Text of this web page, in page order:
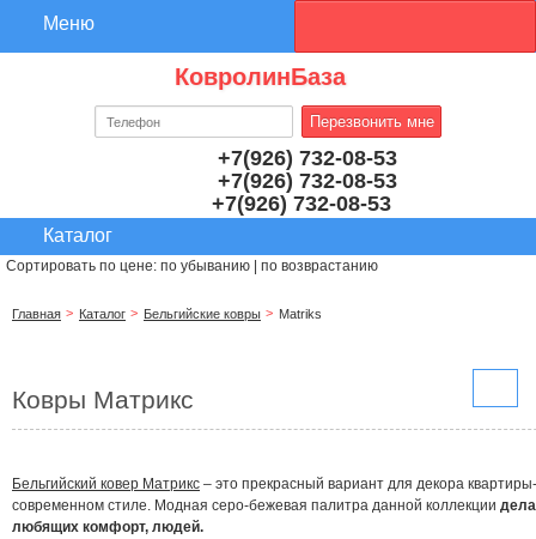
КовролинБаза
+7(926) 732-08-53
+7(926) 732-08-53
+7(926) 732-08-53
Сортировать по цене: по убыванию по возврастанию
Главная Каталог Бельгийские ковры Matriks
Ковры Матрикс
Бельгийский ковер Матрикс – это прекрасный вариант для декора
современном стиле. Модная серо-бежевая палитра данной коллекции
любящих комфорт, людей.